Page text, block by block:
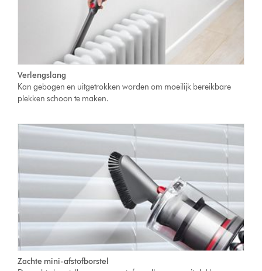
Verlengslang
Kan gebogen en uitgetrokken worden om moeilijk bereikbare
plekken schoon te maken.
Zachte mini-afstofborstel